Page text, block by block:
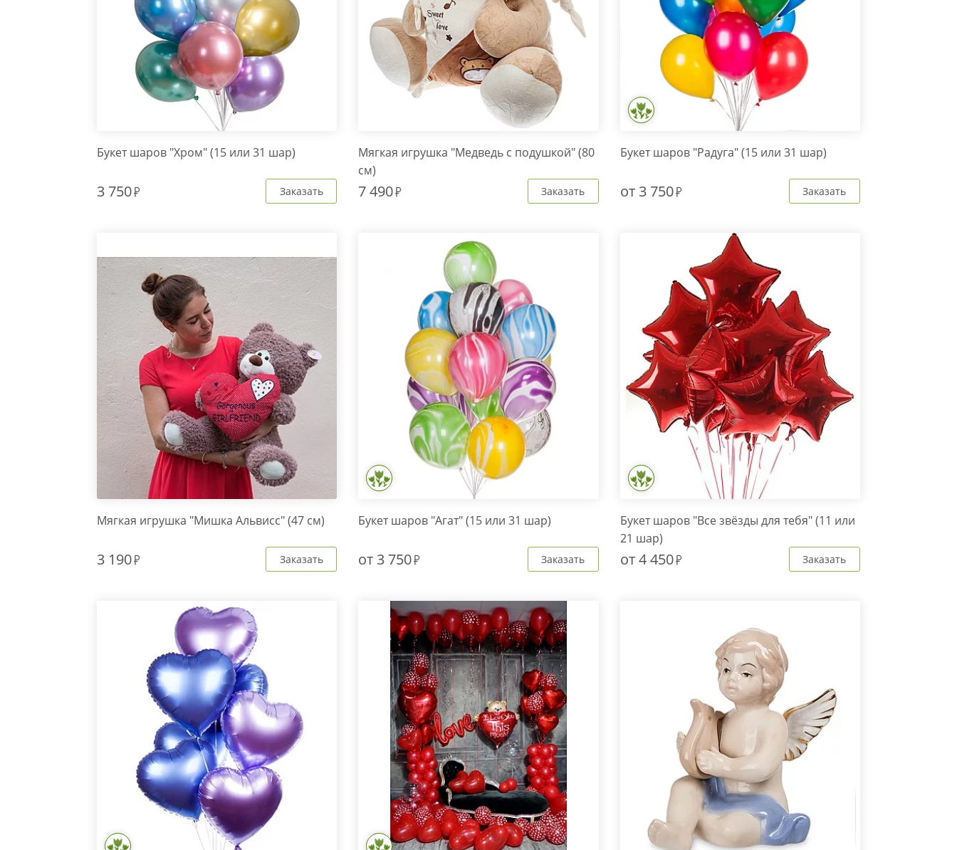
Букет шаров "Хром" (15 или 31 шар)
3 750 Заказать
Мягкая игрушка "Медведь с подушкой" (80
см)
7 490 Заказать
Букет шаров "Радуга" (15 или 31 шар)
от 3 750 Заказать
Мягкая игрушка "Мишка Альвисс" (47 см)
3 190 Заказать
Букет шаров "Агат" (15 или 31 шар)
от 3 750 Заказать
Букет шаров "Все звёзды для тебя" (11 или
21 шар)
от4 450 Заказать